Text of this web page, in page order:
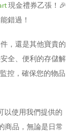
現金禮券乙張！🎉
錯過！
，還是其他寶貴的
全、便利的存儲解
控，確保您的物品
以使用我們提供的
商品，無論是日常